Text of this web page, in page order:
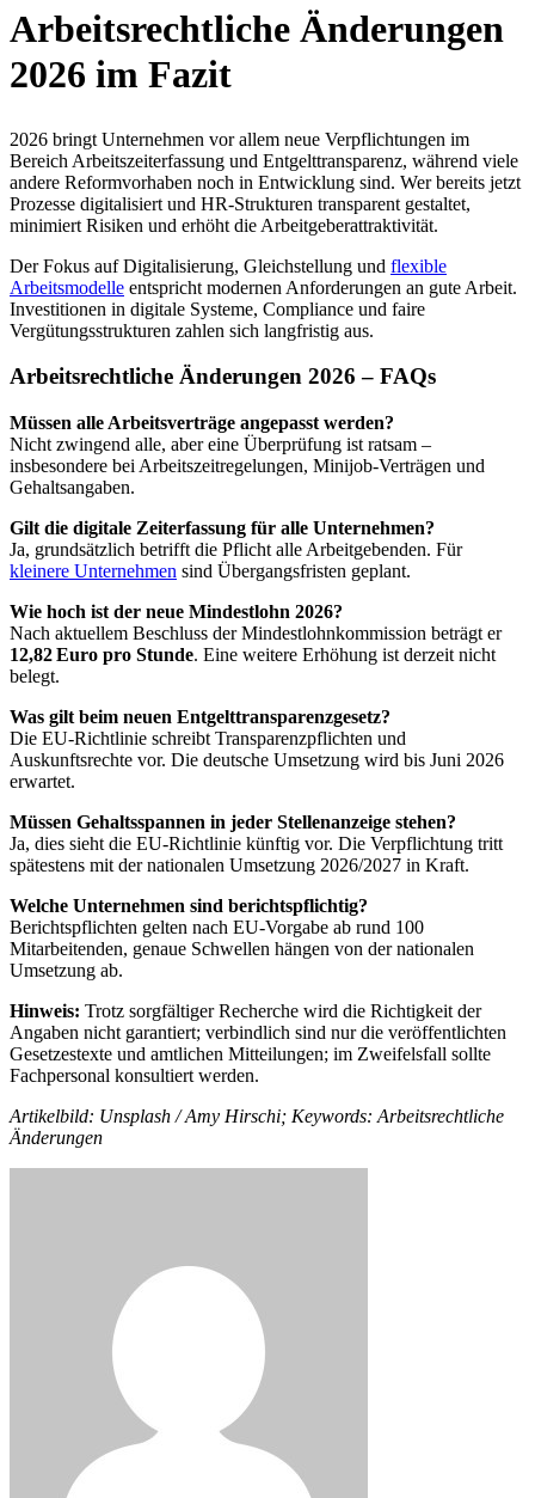
Arbeitsrechtliche Änderungen
2026 im Fazit
2026 bringt Unternehmen vor allem neue Verpflichtungen im
Bereich Arbeitszeiterfassung und Entgelttransparenz, während viele
andere Reformvorhaben noch in Entwicklung sind. Wer bereits jetzt
Prozesse digitalisiert und HR-Strukturen transparent gestaltet,
minimiert Risiken und erhöht die Arbeitgeberattraktivität.
Der Fokus auf Digitalisierung, Gleichstellung und flexible
Arbeitsmodelle entspricht modernen Anforderungen an gute Arbeit.
Investitionen in digitale Systeme, Compliance und faire
Vergütungsstrukturen zahlen sich langfristig aus.
Arbeitsrechtliche Änderungen 2026 – FAQs
Müssen alle Arbeitsverträge angepasst werden?
Nicht zwingend alle, aber eine Überprüfung ist ratsam –
insbesondere bei Arbeitszeitregelungen, Minijob-Verträgen und
Gehaltsangaben.
Gilt die digitale Zeiterfassung für alle Unternehmen?
Ja, grundsätzlich betrifft die Pflicht alle Arbeitgebenden. Für
kleinere Unternehmen sind Übergangsfristen geplant.
Wie hoch ist der neue Mindestlohn 2026?
Nach aktuellem Beschluss der Mindestlohnkommission beträgt er
12,82 Euro pro Stunde. Eine weitere Erhöhung ist derzeit nicht
belegt.
Was gilt beim neuen Entgelttransparenzgesetz?
Die EU-Richtlinie schreibt Transparenzpflichten und
Auskunftsrechte vor. Die deutsche Umsetzung wird bis Juni 2026
erwartet.
Müssen Gehaltsspannen in jeder Stellenanzeige stehen?
Ja, dies sieht die EU-Richtlinie künftig vor. Die Verpflichtung tritt
spätestens mit der nationalen Umsetzung 2026/2027 in Kraft.
Welche Unternehmen sind berichtspflichtig?
Berichtspflichten gelten nach EU-Vorgabe ab rund 100
Mitarbeitenden, genaue Schwellen hängen von der nationalen
Umsetzung ab.
Hinweis: Trotz sorgfältiger Recherche wird die Richtigkeit der
Angaben nicht garantiert; verbindlich sind nur die veröffentlichten
Gesetzestexte und amtlichen Mitteilungen; im Zweifelsfall sollte
Fachpersonal konsultiert werden.
Artikelbild: Unsplash / Amy Hirschi; Keywords: Arbeitsrechtliche
Änderungen